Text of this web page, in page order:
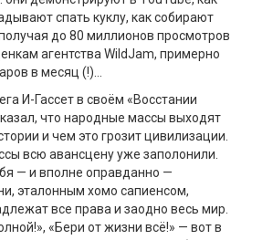
спать куклу, как собирают
до 80 миллионов просмотров
агентства WildJam, примерно
в месяц (!)…
И-Гассет в своём «Восстании
что народные массы выходят
и чем это грозит цивилизации.
всю авансцену уже заполонили.
— и вполне оправданно —
эталонным хомо сапиенсом,
все права и заодно весь мир.
«Бери от жизни всё!» — вот в